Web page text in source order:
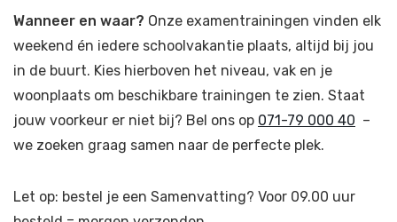
Wanneer en waar? Onze examentrainingen vinden elk
weekend én iedere schoolvakantie plaats, altijd bij jou
in de buurt. Kies hierboven het niveau, vak en je
woonplaats om beschikbare trainingen te zien. Staat
jouw voorkeur er niet bij? Bel ons op 071-79 000 40 –
we zoeken graag samen naar de perfecte plek.
Let op: bestel je een Samenvatting? Voor 09.00 uur